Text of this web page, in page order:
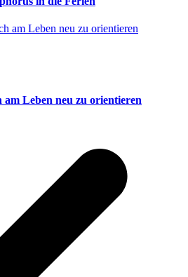
Leben neu zu orientieren